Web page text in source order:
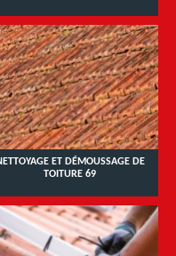
ET DÉMOUSSAGE DE
TOITURE 69